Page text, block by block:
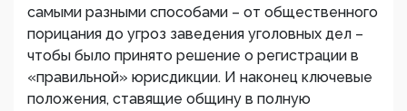
самыми разными способами – от общественного
порицания до угроз заведения уголовных дел –
чтобы было принято решение о регистрации в
«правильной» юрисдикции. И наконец ключевые
положения, ставящие общину в полную